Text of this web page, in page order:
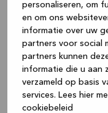
personaliseren, om
en om ons
informatie over uw
partners voor social
partners kunnen
informatie die u aan
verzameld op basis
services. Lees hier
cookiebeleid